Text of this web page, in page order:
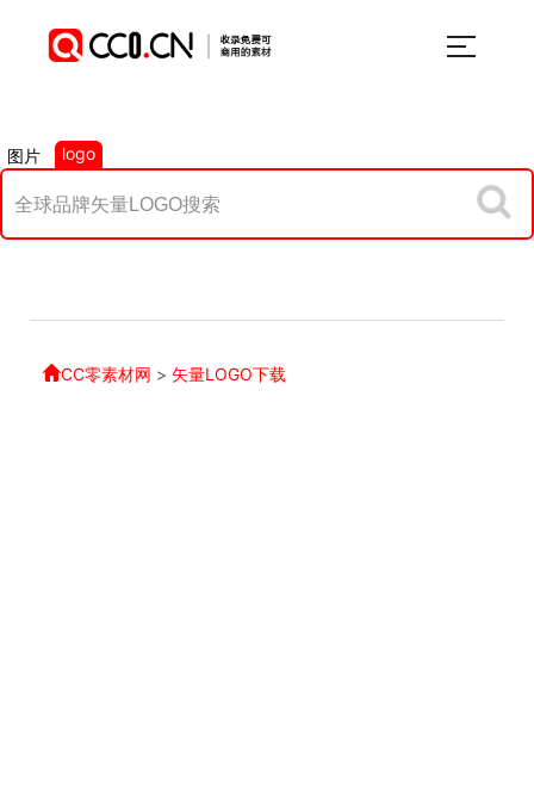
图片 logo
CC零素材网 > 矢量LOGO下载